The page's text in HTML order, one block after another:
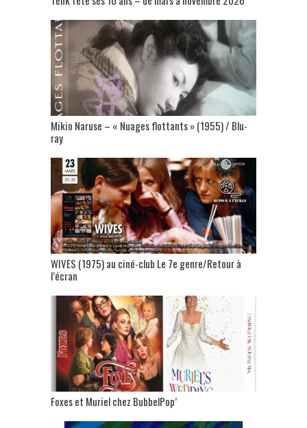
Mikio Naruse – « Nuages flottants » (1955) / Blu-
ray
WIVES (1975) au ciné-club Le 7e genre/Retour à
l’écran
Foxes et Muriel chez BubbelPop’